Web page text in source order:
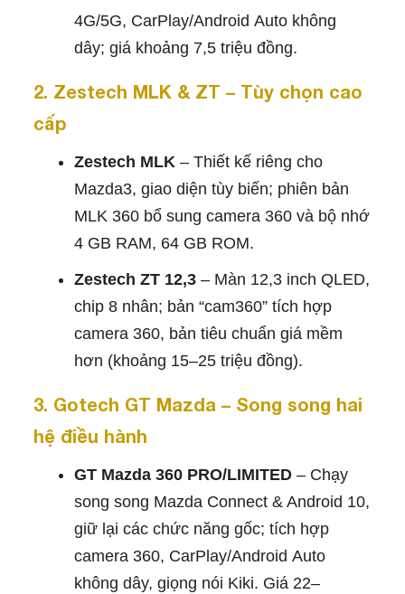
4G/5G, CarPlay/Android Auto không
dây; giá khoảng 7,5 triệu đồng.
2. Zestech MLK & ZT – Tùy chọn cao
cấp
Zestech MLK – Thiết kế riêng cho
Mazda3, giao diện tùy biến; phiên bản
MLK 360 bổ sung camera 360 và bộ nhớ
4 GB RAM, 64 GB ROM.
Zestech ZT 12,3 – Màn 12,3 inch QLED,
chip 8 nhân; bản “cam360” tích hợp
camera 360, bản tiêu chuẩn giá mềm
hơn (khoảng 15–25 triệu đồng).
3. Gotech GT Mazda – Song song hai
hệ điều hành
GT Mazda 360 PRO/LIMITED – Chạy
song song Mazda Connect & Android 10,
giữ lại các chức năng gốc; tích hợp
camera 360, CarPlay/Android Auto
không dây, giọng nói Kiki. Giá 22–